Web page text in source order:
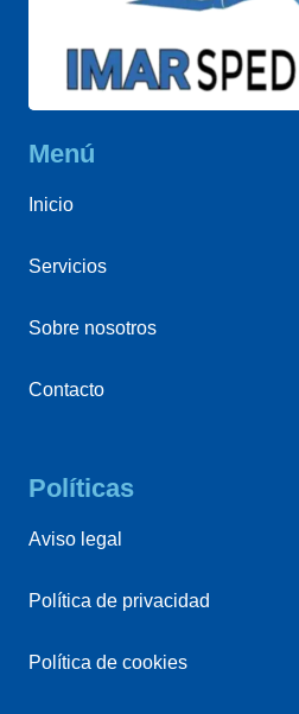
Menú
Inicio
Servicios
Sobre nosotros
Contacto
Políticas
Aviso legal
Política de privacidad
Política de cookies